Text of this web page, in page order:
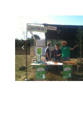
Faites de